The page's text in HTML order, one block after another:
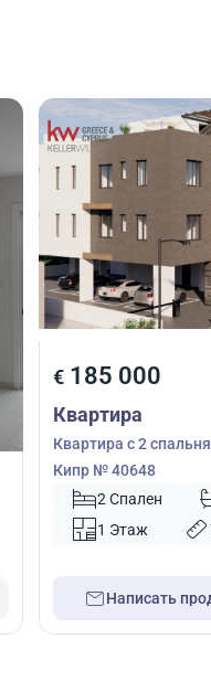
€ 185 000
Квартира
Квартира с 2
Кипр № 40648
2 Спален
1 Этаж
Написать